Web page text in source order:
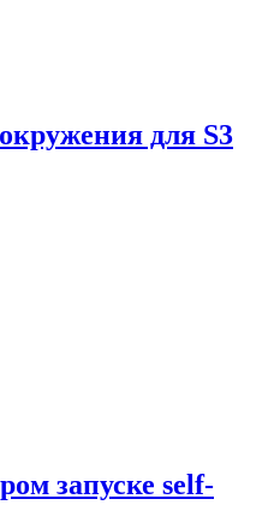
для S3
запуске self-